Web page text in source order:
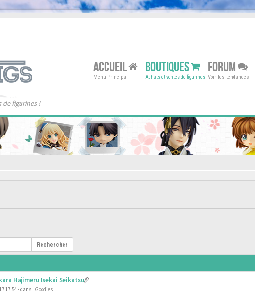
de figurines !
ACCUEIL
Menu Principal
BOUTIQUES
Achats et ventes de figurines
FORUM
Voir les tendances
Rechercher
Hajimeru Isekai Seikatsu
17:54- dans : Goodies